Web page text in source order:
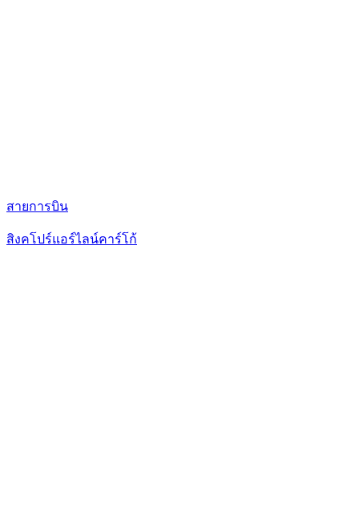
สายการบิน
สิงคโปร์แอร์ไลน์คาร์โก้